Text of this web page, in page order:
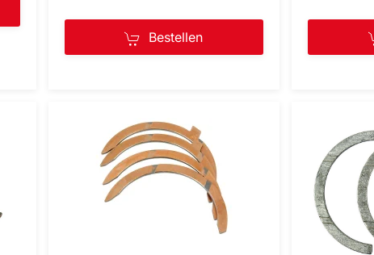
Bestellen